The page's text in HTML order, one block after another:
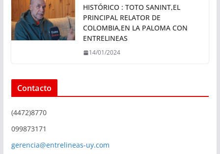
HISTÓRICO : TOTO SANINT,EL
PRINCIPAL RELATOR DE
COLOMBIA,EN LA PALOMA CON
ENTRELINEAS
14/01/2024
Contacto
(4472)8770
099873171
gerencia@entrelineas-uy.com